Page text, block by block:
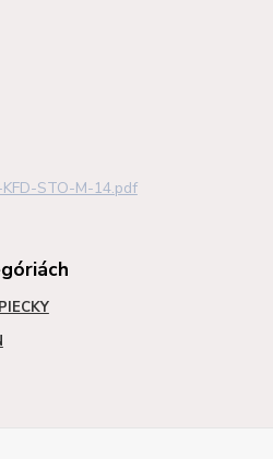
STO-M-14.pdf